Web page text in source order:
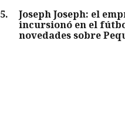
5.
Joseph Joseph: el
incursionó en el
novedades sobre